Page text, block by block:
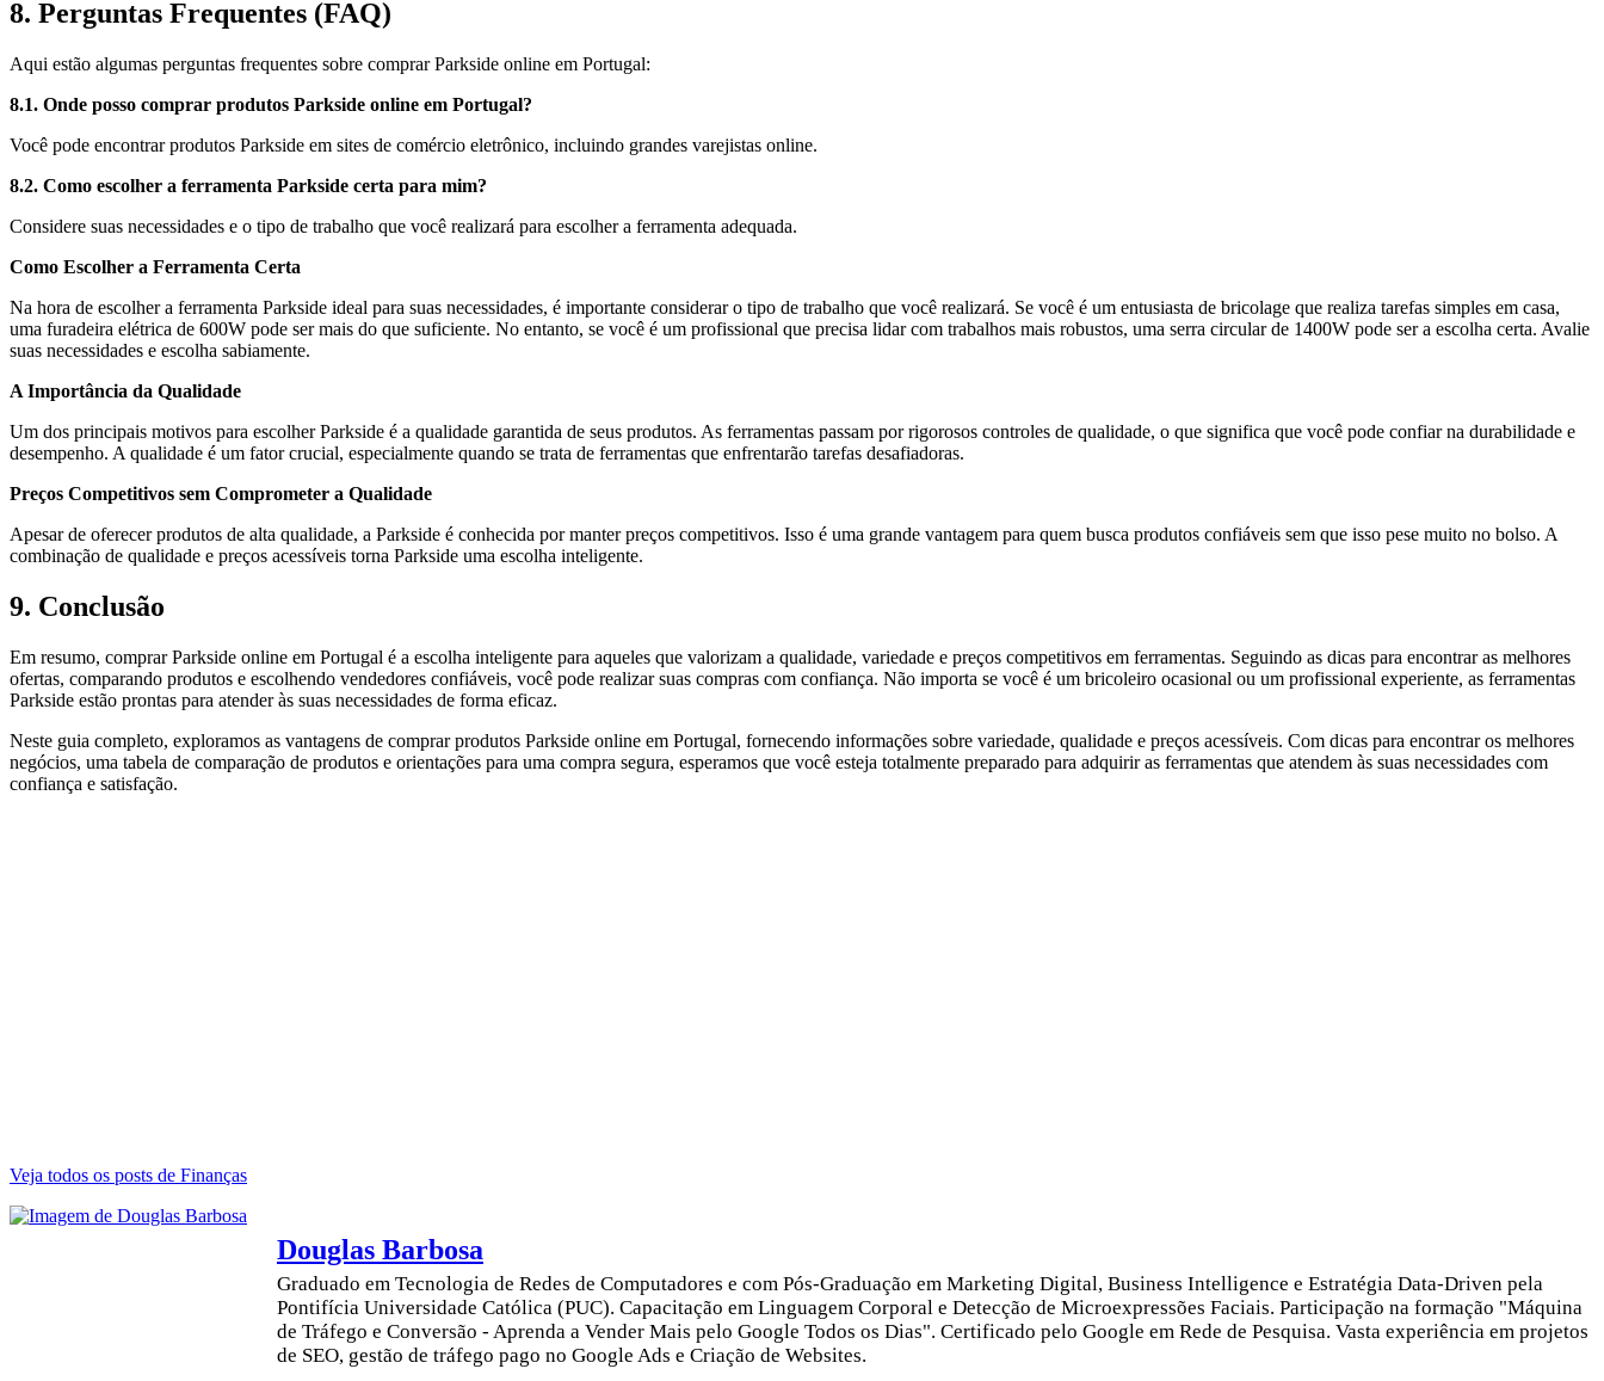
8. Perguntas Frequentes (FAQ)
Aqui estão algumas perguntas frequentes sobre comprar Parkside online em Portugal:
8.1. Onde posso comprar produtos Parkside online em Portugal?
Você pode encontrar produtos Parkside em sites de comércio eletrônico, incluindo grandes varejistas online.
8.2. Como escolher a ferramenta Parkside certa para mim?
Considere suas necessidades e o tipo de trabalho que você realizará para escolher a ferramenta adequada.
Como Escolher a Ferramenta Certa
Na hora de escolher a ferramenta Parkside ideal para suas necessidades, é importante considerar o tipo de trabalho que você realizará. Se você é um entusiasta de bricolage que realiza tarefas simples em casa,
uma furadeira elétrica de 600W pode ser mais do que suficiente. No entanto, se você é um profissional que precisa lidar com trabalhos mais robustos, uma serra circular de 1400W pode ser a escolha certa. Avalie
suas necessidades e escolha sabiamente.
A Importância da Qualidade
Um dos principais motivos para escolher Parkside é a qualidade garantida de seus produtos. As ferramentas passam por rigorosos controles de qualidade, o que significa que você pode confiar na durabilidade e
desempenho. A qualidade é um fator crucial, especialmente quando se trata de ferramentas que enfrentarão tarefas desafiadoras.
Preços Competitivos sem Comprometer a Qualidade
Apesar de oferecer produtos de alta qualidade, a Parkside é conhecida por manter preços competitivos. Isso é uma grande vantagem para quem busca produtos confiáveis sem que isso pese muito no bolso. A
combinação de qualidade e preços acessíveis torna Parkside uma escolha inteligente.
9. Conclusão
Em resumo, comprar Parkside online em Portugal é a escolha inteligente para aqueles que valorizam a qualidade, variedade e preços competitivos em ferramentas. Seguindo as dicas para encontrar as melhores
ofertas, comparando produtos e escolhendo vendedores confiáveis, você pode realizar suas compras com confiança. Não importa se você é um bricoleiro ocasional ou um profissional experiente, as ferramentas
Parkside estão prontas para atender às suas necessidades de forma eficaz.
Neste guia completo, exploramos as vantagens de comprar produtos Parkside online em Portugal, fornecendo informações sobre variedade, qualidade e preços acessíveis. Com dicas para encontrar os melhores
negócios, uma tabela de comparação de produtos e orientações para uma compra segura, esperamos que você esteja totalmente preparado para adquirir as ferramentas que atendem às suas necessidades com
confiança e satisfação.
Veja todos os posts de Finanças
Douglas Barbosa
Graduado em Tecnologia de Redes de Computadores e com Pós-Graduação em Marketing Digital, Business Intelligence e Estratégia Data-Driven pela
Pontifícia Universidade Católica (PUC). Capacitação em Linguagem Corporal e Detecção de Microexpressões Faciais. Participação na formação "Máquina
de Tráfego e Conversão - Aprenda a Vender Mais pelo Google Todos os Dias". Certificado pelo Google em Rede de Pesquisa. Vasta experiência em projetos
de SEO, gestão de tráfego pago no Google Ads e Criação de Websites.